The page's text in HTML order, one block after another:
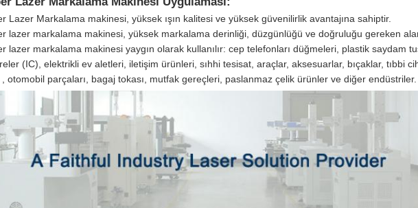
Lazer Markalama makinesi, yüksek ışın kalitesi ve yüksek güvenilirlik avantajına sahiptir.
lazer markalama makinesi, yüksek markalama derinliği, düzgünlüğü ve doğruluğu gereken
lazer markalama makinesi yaygın olarak kullanılır: cep telefonları düğmeleri, plastik saydam
(IC), elektrikli ev aletleri, iletişim ürünleri, sıhhi tesisat, araçlar, aksesuarlar, bıçaklar, tıbbi
, otomobil parçaları, bagaj tokası, mutfak gereçleri, paslanmaz çelik ürünler ve diğer endüstriler.